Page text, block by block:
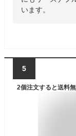
います。
5